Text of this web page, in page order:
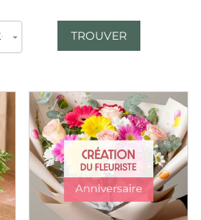
TROUVER